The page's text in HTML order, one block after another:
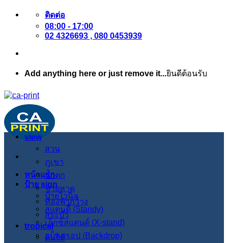
ข้าม
เนื้อหา
ติดต่อ
08:00 - 17:00
02 4326693 , 080 0453939
Add anything here or just remove it...ยินดีต้อนรับ
หน้าแรก
ป้าย sign
ป้ายไวนิล
สแตนดี้ (Standy)
เอ็กซ์สแตนด์ (X-stand)
แบ็คดรอป (Backdrop)
view
สวน
ภูเขา
น้ำตก
ชายหาด
ท้องฟ้ากว้าง
สระบัว
tropical
ต้นไม้